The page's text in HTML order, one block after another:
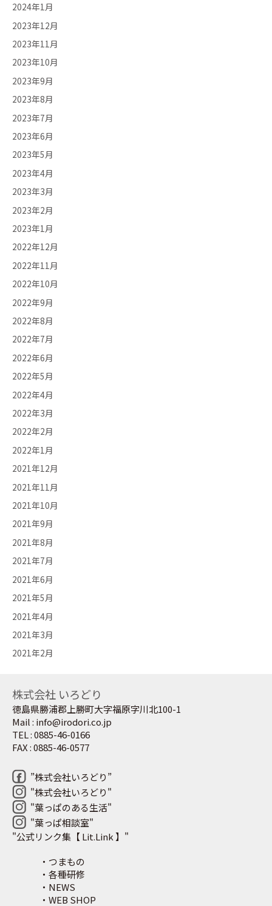
2024年1月
2023年12月
2023年11月
2023年10月
2023年9月
2023年8月
2023年7月
2023年6月
2023年5月
2023年4月
2023年3月
2023年2月
2023年1月
2022年12月
2022年11月
2022年10月
2022年9月
2022年8月
2022年7月
2022年6月
2022年5月
2022年4月
2022年3月
2022年2月
2022年1月
2021年12月
2021年11月
2021年10月
2021年9月
2021年8月
2021年7月
2021年6月
2021年5月
2021年4月
2021年3月
2021年2月
株式会社 いろどり
徳島県勝浦郡上勝町大字福原字川北100-1
Mail : info@irodori.co.jp
TEL : 0885-46-0166
FAX : 0885-46-0577
”株式会社いろどり”
"株式会社いろどり"
"葉っぱのある生活"
"葉っぱ相談室"
"公式リンク集【 Lit.Link 】"
・つまもの
・各種研修
・NEWS
・WEB SHOP